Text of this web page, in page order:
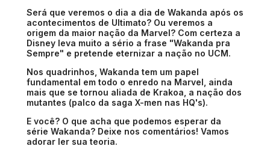
Será que veremos o dia a dia de Wakanda após os
acontecimentos de Ultimato? Ou veremos a
origem da maior nação da Marvel? Com certeza a
Disney leva muito a sério a frase "Wakanda pra
Sempre" e pretende eternizar a nação no UCM.
Nos quadrinhos, Wakanda tem um papel
fundamental em todo o enredo na Marvel, ainda
mais que se tornou aliada de Krakoa, a nação dos
mutantes (palco da saga X-men nas HQ's).
E você? O que acha que podemos esperar da
série Wakanda? Deixe nos comentários! Vamos
adorar ler sua teoria.